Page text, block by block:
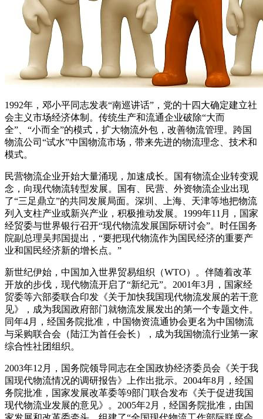
1992年，邓小平同志发表“南巡讲话”，党的十四大确定建立社
会主义市场经济体制。传统生产和流通企业破除“大而
全”、“小而全”的模式，扩大物流外包，改善物流管理。跨国
物流公司“试水”中国物流市场，带来先进的物流理念、技术和
模式。
民营物流企业开始大量涌现，加速成长。国有物流企业转变观
念，向现代物流转型发展。国有、民营、外资物流企业出现
了“三足鼎立”的共同发展局面。深圳、上海、天津等地把物流
列入支柱产业或新兴产业，积极推动发展。1999年11月，国家
经贸委与世界银行召开“现代物流发展国际研讨会”。时任国务
院副总理吴邦国提出，“要把现代物流作为国民经济的重要产
业和国民经济新的增长点。”
新世纪伊始，中国加入世界贸易组织（WTO）。伴随着改革
开放的步伐，现代物流开启了“新纪元”。2001年3月，国家经
贸委等六部委联合印发《关于加快我国现代物流发展的若干意
见》，成为我国政府部门就物流发展发出的第一个专题文件。
同年4月，经国务院批准，中国物资流通协会更名为中国物流
与采购联合会（陆江为首任会长），成为我国物流行业第一家
综合性社团组织。
2003年12月，国务院领导同志在全国政协经济委员会《关于我
国现代物流情况的调研报告》上作出批示。2004年8月，经国
务院批准，国家发展改革委等9部门联合发布《关于促进我国
现代物流业发展的意见》。2005年2月，经国务院批准，由国